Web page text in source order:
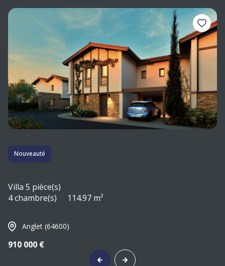
Nouveauté
Villa 5 pièce(s)
4 chambre(s)
114.97 m²
Anglet (64600)
910 000 €